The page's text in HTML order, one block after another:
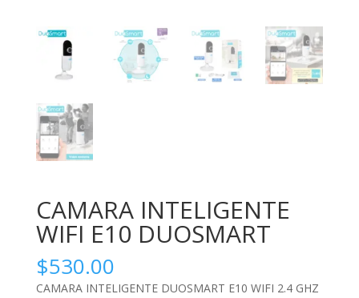
CAMARA INTELIGENTE
WIFI E10 DUOSMART
$530.00
CAMARA INTELIGENTE DUOSMART E10 WIFI 2.4 GHZ